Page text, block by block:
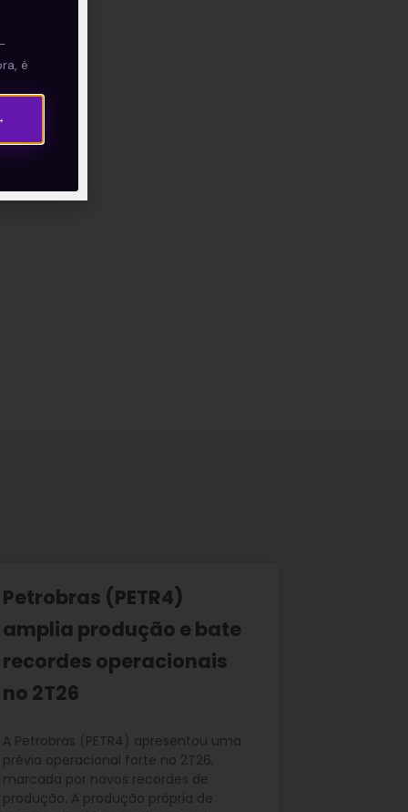
Petrobras (PETR4)
amplia produção e bate
recordes operacionais
no 2T26
A Petrobras (PETR4) apresentou uma
prévia operacional forte no 2T26,
marcada por novos recordes de
produção. A produção própria de
é